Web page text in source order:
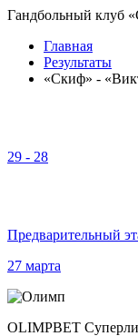
Гандбольный клуб
Главная
Результаты
«Скиф» -
29 - 28
Предварительный
27 марта
OLIMPBET